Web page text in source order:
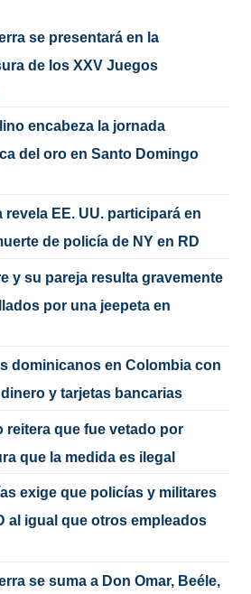
se presentará en la
de los XXV Juegos
encabeza la jornada
del oro en Santo Domingo
revela EE. UU. participará en
de policía de NY en RD
y su pareja resulta gravemente
por una jeepeta en
dominicanos en Colombia con
y tarjetas bancarias
reitera que fue vetado por
que la medida es ilegal
exige que policías y militares
al igual que otros empleados
se suma a Don Omar, Beéle,